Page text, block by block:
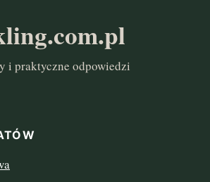
i praktyczne odpowiedzi